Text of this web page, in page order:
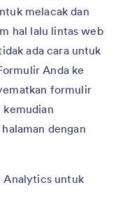
melacak dan
hal lalu lintas web
ada cara untuk
Anda ke
formulir
kemudian
dengan
Analytics untuk